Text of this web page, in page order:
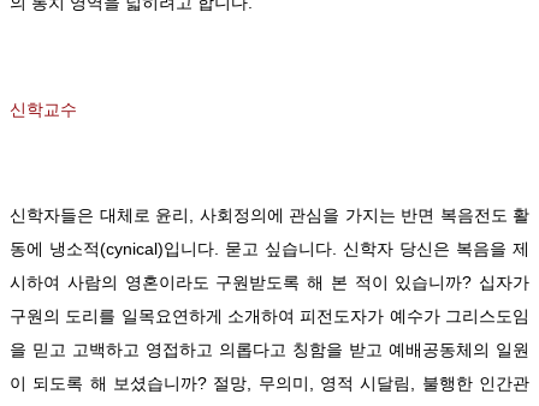
신학교수
신학자들은 대체로 윤리, 사회정의에 관심을 가지는 반면 복음전도 활
동에 냉소적(cynical)입니다. 묻고 싶습니다. 신학자 당신은 복음을 제
시하여 사람의 영혼이라도 구원받도록 해 본 적이 있습니까? 십자가
구원의 도리를 일목요연하게 소개하여 피전도자가 예수가 그리스도임
을 믿고 고백하고 영접하고 의롭다고 칭함을 받고 예배공동체의 일원
이 되도록 해 보셨습니까? 절망, 무의미, 영적 시달림, 불행한 인간관